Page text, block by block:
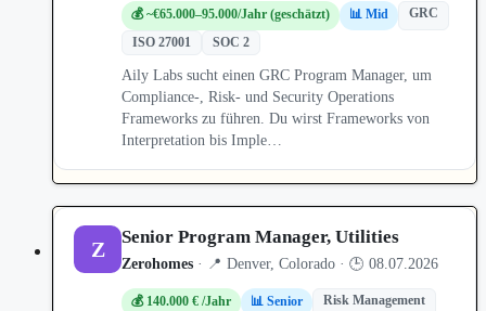
💰 ~€65.000–95.000/Jahr (geschätzt) 📊 Mid
GRC
ISO 27001
SOC 2
Aily Labs sucht einen GRC Program Manager, um
Compliance-, Risk- und Security Operations
Frameworks zu führen. Du wirst Frameworks von
Interpretation bis Imple…
Z Senior Program Manager, Utilities
Zerohomes · 📍 Denver, Colorado · 🕒 08.07.2026
💰 140.000 € /Jahr 📊 Senior
Risk Management